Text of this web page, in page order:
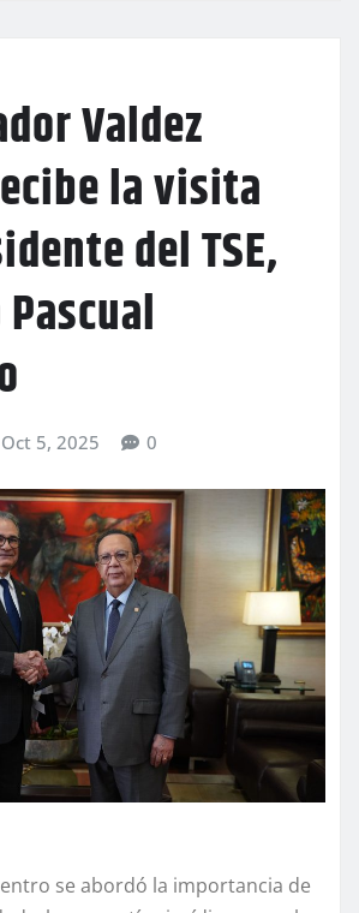
Valdez
la visita
del TSE,
Oct 5, 2025 0
se abordó la importancia de